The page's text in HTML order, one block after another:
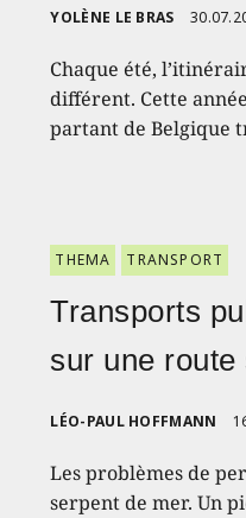
YOLÈNE LE BRAS
Chaque été,
différent. Cette
partant de Belgique
THEMA TRANSPORT
Transports
sur une route
LÉO-PAUL HOFFMANN
Les problèmes de
serpent de mer. Un